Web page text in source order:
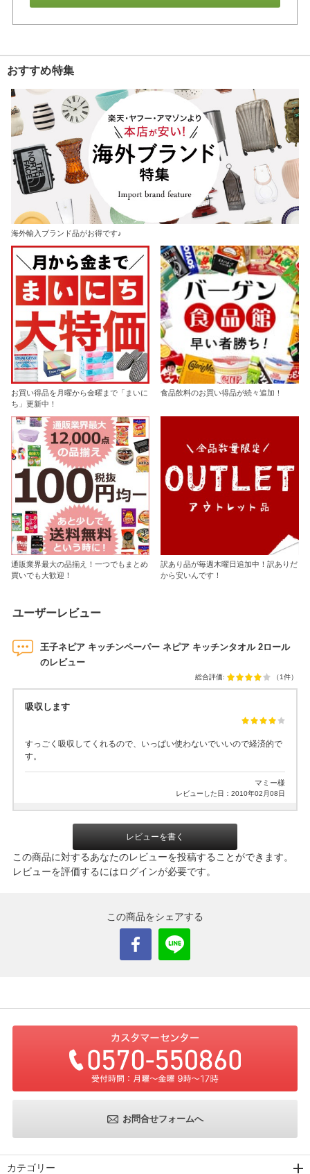
おすすめ特集
海外輸入ブランド品がお得です♪
お買い得品を月曜から金曜まで「まいに
ち」更新中！
食品飲料のお買い得品が続々追加！
通販業界最大の品揃え！一つでもまとめ
買いでも大歓迎！
訳あり品が毎週木曜日追加中！訳ありだ
から安いんです！
ユーザーレビュー
王子ネピア キッチンペーパー ネピア キッチンタオル 2ロール
のレビュー
総合評価: （1件）
吸収します
すっごく吸収してくれるので、いっぱい使わないでいいので経済的で
す。
マミー様
レビューした日：2010年02月08日
レビューを書く
この商品に対するあなたのレビューを投稿することができます。
レビューを評価するにはログインが必要です。
この商品をシェアする
お問合せフォームへ
カテゴリー